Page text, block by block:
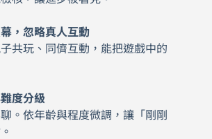
，忽略真人互動
共玩、同儕互動，能把遊戲中的
度分級
。依年齡與程度微調，讓「剛剛